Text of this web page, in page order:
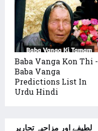
Baba Vanga Kon Thi -
Baba Vanga
Predictions List In
Urdu Hindi
لطیفے اور مزاحیہ تحاریر